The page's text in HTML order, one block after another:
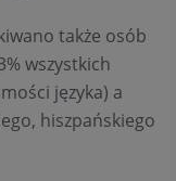
także osób
wszystkich
języka) a
hiszpańskiego